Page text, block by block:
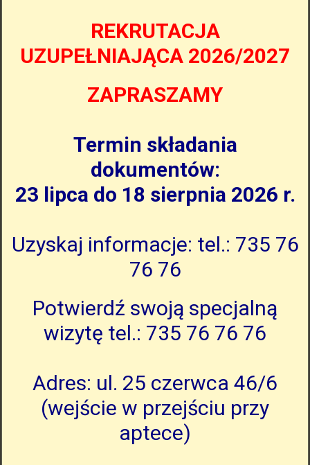
REKRUTACJA
UZUPEŁNIAJĄCA 2026/2027
ZAPRASZAMY
Termin składania
dokumentów:
23 lipca do 18 sierpnia 2026 r.
Uzyskaj informacje: tel.: 735 76
76 76
Potwierdź swoją specjalną
wizytę tel.: 735 76 76 76
Adres: ul. 25 czerwca 46/6
(wejście w przejściu przy
aptece)